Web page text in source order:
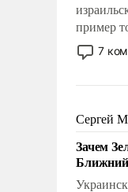
пример
стало
идеей.
7
Сергей
Зачем